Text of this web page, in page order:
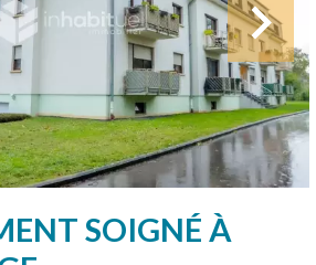
SOIGNÉ À